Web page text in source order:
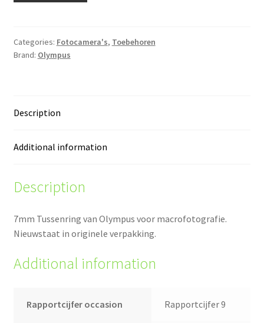
Categories: Fotocamera's, Toebehoren
Brand: Olympus
Description
Additional information
Description
7mm Tussenring van Olympus voor macrofotografie.
Nieuwstaat in originele verpakking.
Additional information
Rapportcijfer occasion Rapportcijfer 9